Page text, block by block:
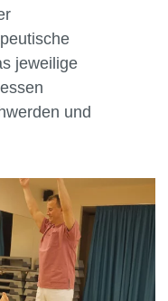
jeweilige
und